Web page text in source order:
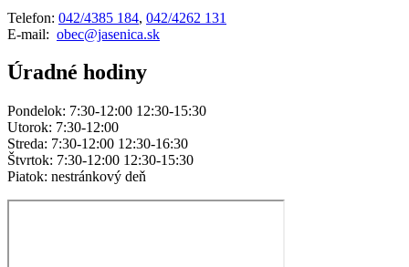
Telefon: 042/4385 184, 042/4262 131
E-mail: obec@jasenica.sk
Úradné hodiny
Pondelok: 7:30-12:00 12:30-15:30
Utorok: 7:30-12:00
Streda: 7:30-12:00 12:30-16:30
Štvrtok: 7:30-12:00 12:30-15:30
Piatok: nestránkový deň